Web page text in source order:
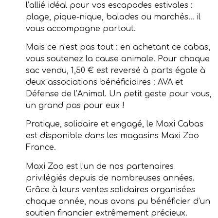
l’allié idéal pour vos escapades estivales :
plage, pique-nique, balades ou marchés… il
vous accompagne partout.
Mais ce n’est pas tout : en achetant ce cabas,
vous soutenez la cause animale. Pour chaque
sac vendu, 1,50 € est reversé à parts égale à
deux associations bénéficiaires : AVA et
Défense de l’Animal. Un petit geste pour vous,
un grand pas pour eux !
Pratique, solidaire et engagé, le Maxi Cabas
est disponible dans les magasins Maxi Zoo
France.
Maxi Zoo est l’un de nos partenaires
privilégiés depuis de nombreuses années.
Grâce à leurs ventes solidaires organisées
chaque année, nous avons pu bénéficier d’un
soutien financier extrêmement précieux.